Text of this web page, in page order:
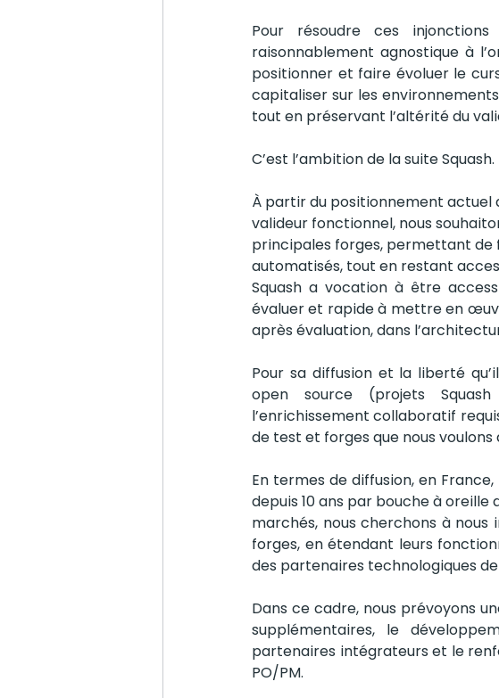
Pour résoudre ces
raisonnablement agnostique à
positionner et faire évoluer le
capitaliser sur les
tout en préservant l’altérité du
C’est l’ambition de la suite Squash.
À partir du positionnement actuel
valideur fonctionnel, nous
principales forges, permettant de
automatisés, tout en restant
Squash a vocation à être
évaluer et rapide à mettre en
après évaluation, dans
Pour sa diffusion et la liberté
open source (projets
l’enrichissement collaboratif
de test et forges que nous voulons
En termes de diffusion, en
depuis 10 ans par bouche à
marchés, nous cherchons à
forges, en étendant leurs
des partenaires technologiques de
Dans ce cadre, nous prévoyons
supplémentaires, le
partenaires intégrateurs et le
PO/PM.